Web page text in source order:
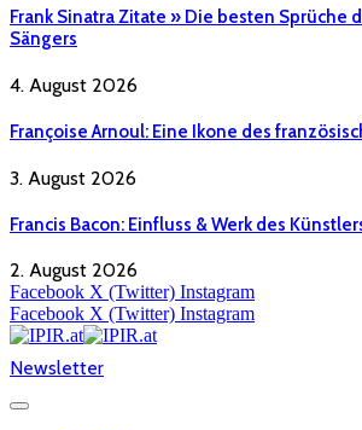
Frank Sinatra Zitate » Die besten Sprüche
Sängers
4. August 2026
Françoise Arnoul: Eine Ikone des
3. August 2026
Francis Bacon: Einfluss & Werk des
2. August 2026
Facebook X (Twitter) Instagram
Facebook X (Twitter) Instagram
Newsletter